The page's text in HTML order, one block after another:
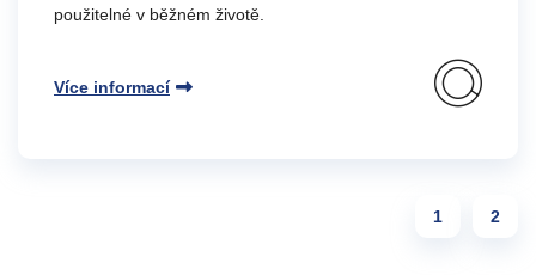
použitelné v běžném životě.
Více informací
Page
1 Page
2